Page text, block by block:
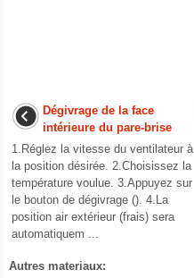
Dégivrage de la face
intérieure du pare-brise
1.Réglez la vitesse du ventilateur à
la position désirée. 2.Choisissez la
température voulue. 3.Appuyez sur
le bouton de dégivrage (). 4.La
position air extérieur (frais) sera
automatiquem ...
Autres materiaux: